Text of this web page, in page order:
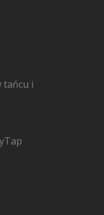
tańcu i